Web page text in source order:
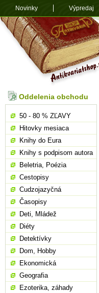
Oddelenia obchodu
50 - 80 % ZĽAVY
Hitovky mesiaca
Knihy do Eura
Knihy s podpisom autora
Beletria, Poézia
Cestopisy
Cudzojazyčná
Časopisy
Deti, Mládež
Diéty
Detektívky
Dom, Hobby
Ekonomická
Geografia
Ezoterika, záhady
Novinky Výpredaj